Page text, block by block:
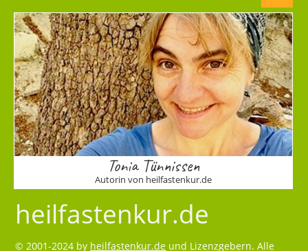
Tonia Tünnissen
Autorin von heilfastenkur.de
heilfastenkur.de
© 2001-2024 by heilfastenkur.de und Lizenzgebern. Alle